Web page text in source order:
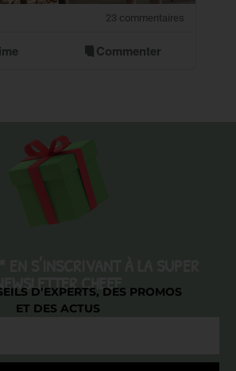
23 commentaires
Commenter
CHEEF
D’EXPERTS, DES PROMOS
ET DES ACTUS